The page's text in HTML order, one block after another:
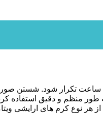
طور منظم و دقیق استفاده
از هر نوع کرم های ارایشی